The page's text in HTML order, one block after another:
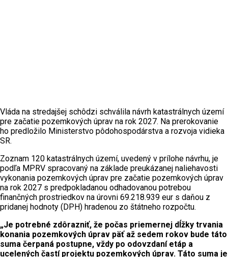
Vláda na stredajšej schôdzi schválila návrh katastrálnych území
pre začatie pozemkových úprav na rok 2027. Na prerokovanie
ho predložilo Ministerstvo pôdohospodárstva a rozvoja vidieka
SR.
Zoznam 120 katastrálnych území, uvedený v prílohe návrhu, je
podľa MPRV spracovaný na základe preukázanej naliehavosti
vykonania pozemkových úprav pre začatie pozemkových úprav
na rok 2027 s predpokladanou odhadovanou potrebou
finančných prostriedkov na úrovni 69.218.939 eur s daňou z
pridanej hodnoty (DPH) hradenou zo štátneho rozpočtu.
„Je potrebné zdôrazniť, že počas priemernej dĺžky trvania
konania pozemkových úprav päť až sedem rokov bude táto
suma čerpaná postupne, vždy po odovzdaní etáp a
ucelených častí projektu pozemkových úprav. Táto suma je